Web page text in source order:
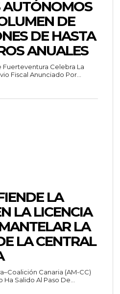
AUTÓNOMOS
DE
DE HASTA
ANUALES
Fuerteventura Celebra La
Fiscal Anunciado Por...
LA
LA LICENCIA
LA
LA CENTRAL
Canaria (AM-CC)
Salido Al Paso De...